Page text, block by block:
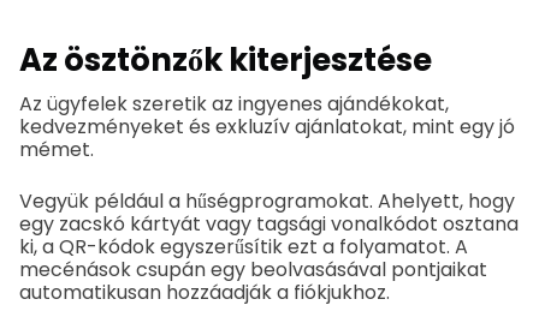
Az ösztönzők kiterjesztése
Az ügyfelek szeretik az ingyenes ajándékokat,
kedvezményeket és exkluzív ajánlatokat, mint egy jó
mémet.
Vegyük például a hűségprogramokat. Ahelyett, hogy
egy zacskó kártyát vagy tagsági vonalkódot osztana
ki, a QR-kódok egyszerűsítik ezt a folyamatot. A
mecénások csupán egy beolvasásával pontjaikat
automatikusan hozzáadják a fiókjukhoz.